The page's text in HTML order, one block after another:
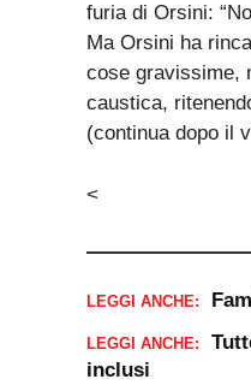
furia di Orsini:
Ma Orsini ha
cose gravissime,
caustica,
(continua dopo il
<
LEGGI ANCHE:
LEGGI ANCHE:
inclusi